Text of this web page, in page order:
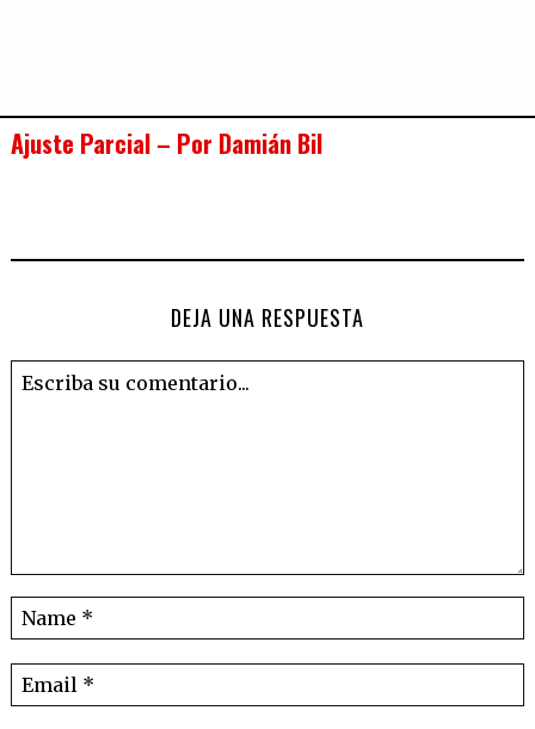
Ajuste Parcial – Por Damián Bil
DEJA UNA RESPUESTA